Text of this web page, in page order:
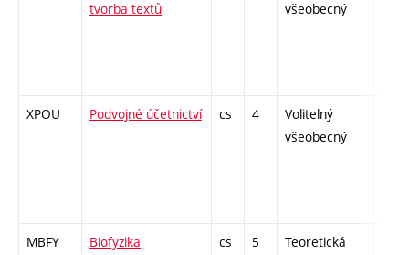
tvorba textů
všeobecný
XPOU Podvojné účetnictví cs 4
Volitelný
všeobecný
MBFY Biofyzika cs 5
Teoretická